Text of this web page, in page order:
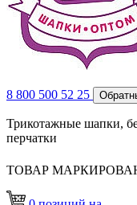
8 800 500 52 25
Трикотажные шапки,
перчатки
ТОВАР